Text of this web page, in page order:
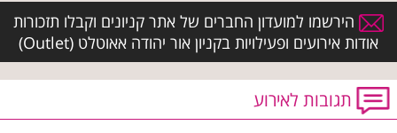
הירשמו למועדון החברים של אתר קניונים וקבלו תזכורות
אודות אירועים ופעילויות בקניון אור יהודה אאוטלט (Outlet)
תגובות לאירוע